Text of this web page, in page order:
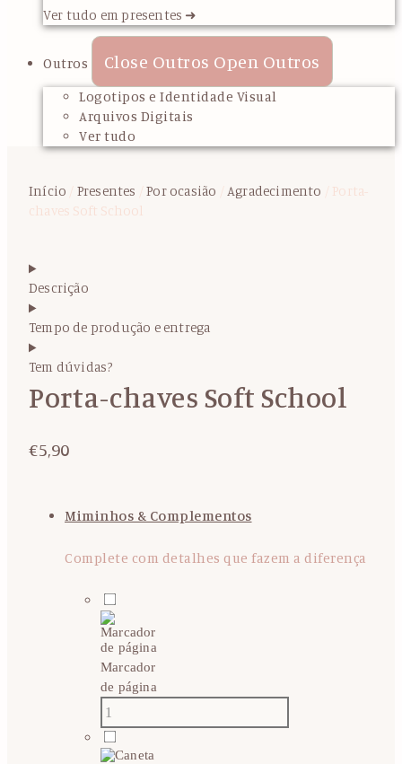
Ver tudo em presentes ➜
Outros Close Outros Open Outros
Logotipos e Identidade Visual
Arquivos Digitais
Ver tudo
Início Presentes /Por ocasião /Agradecimento / Porta-
chaves Soft School
Descrição
Tempo de produção e entrega
Tem dúvidas?
Porta-chaves Soft School
€5,90
Miminhos & Complementos
Complete com detalhes que fazem a diferença
Marcador
de página